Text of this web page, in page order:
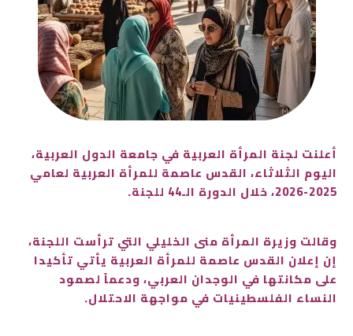
أعلنت لجنة المرأة العربية في جامعة الدول العربية،
اليوم الثلاثاء، القدس عاصمة للمرأة العربية لعامي
2025-2026، خلال الدورة الـ44 للجنة.
وقالت وزيرة المرأة منى الخليلي التي ترأست اللجنة،
إن إعلان القدس عاصمة للمرأة العربية يأتي تأكيدا
على مكانتها في الوجدان العربي، ودعماً لصمود
النساء الفلسطينيات في مواجهة الاحتلال.